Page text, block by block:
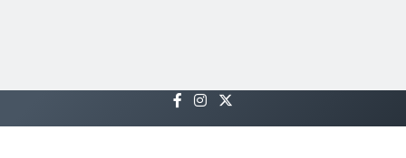
to